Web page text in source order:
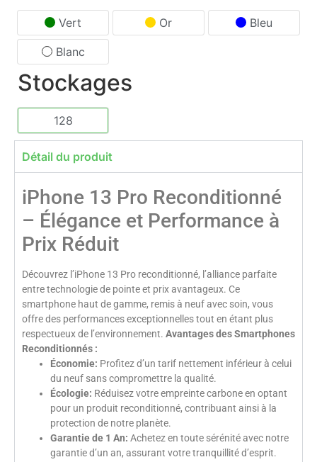
Vert Or Bleu
Blanc
Stockages
128
Détail du produit
iPhone 13 Pro Reconditionné
– Élégance et Performance à
Prix Réduit
Découvrez l’iPhone 13 Pro reconditionné, l’alliance parfaite
entre technologie de pointe et prix avantageux. Ce
smartphone haut de gamme, remis à neuf avec soin, vous
offre des performances exceptionnelles tout en étant plus
respectueux de l’environnement. Avantages des Smartphones
Reconditionnés :
Économie: Profitez d’un tarif nettement inférieur à celui
du neuf sans compromettre la qualité.
Écologie: Réduisez votre empreinte carbone en optant
pour un produit reconditionné, contribuant ainsi à la
protection de notre planète.
Garantie de 1 An: Achetez en toute sérénité avec notre
garantie d’un an, assurant votre tranquillité d’esprit.